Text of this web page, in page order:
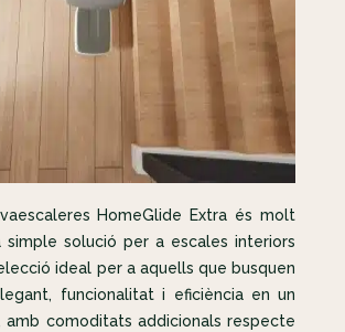
HomeGlide Extra és molt
simple solució per a escales interiors
ideal per a aquells que busquen
funcionalitat i eficiència en un
amb comoditats addicionals respecte